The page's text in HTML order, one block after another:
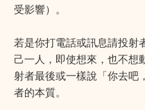
受影響）。
若是你打電話或訊息請投射
己一人，即使想來，也不想
射者最後或一樣說「你去吧
者的本質。